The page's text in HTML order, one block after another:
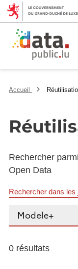
Accueil
Rechercher
Open Data
Rechercher dans les
Rechercher...
0 résultats